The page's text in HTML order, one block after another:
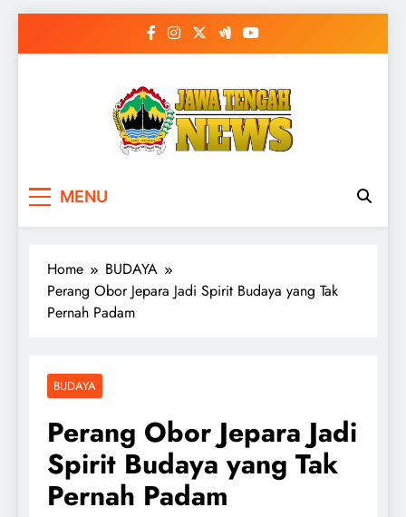
MENU
Home
BUDAYA
Perang Obor Jepara Jadi Spirit Budaya yang Tak
Pernah Padam
BUDAYA
Perang Obor Jepara Jadi
Spirit Budaya yang Tak
Pernah Padam